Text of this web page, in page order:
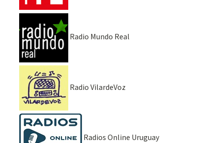
Radio Mundo Real
Radio VilardeVoz
Radios Online Uruguay